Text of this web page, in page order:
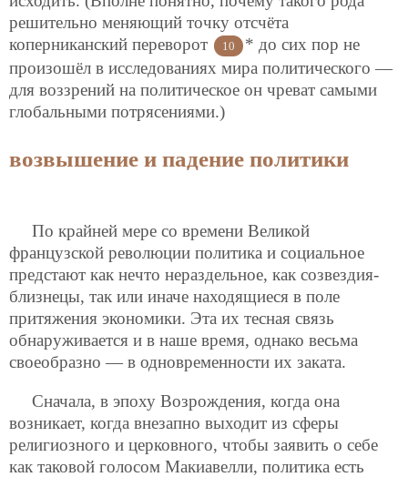
решительно меняющий точку отсчёта
коперниканский переворот
10
* до сих пор не
произошёл в исследованиях мира политического —
для воззрений на политическое он чреват самыми
глобальными потрясениями.)
возвышение и падение политики
По крайней мере со времени Великой
французской революции политика и социальное
предстают как нечто нераздельное, как созвездия-
близнецы, так или иначе находящиеся в поле
притяжения экономики. Эта их тесная связь
обнаруживается и в наше время, однако весьма
своеобразно — в одновременности их заката.
Сначала, в эпоху Возрождения, когда она
возникает, когда внезапно выходит из сферы
религиозного и церковного, чтобы заявить о себе
как таковой голосом Макиавелли, политика есть